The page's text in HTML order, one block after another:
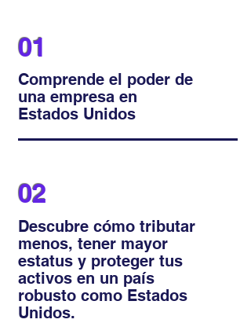
01
Comprende el poder de
una empresa en
Estados Unidos
02
Descubre cómo tributar
menos, tener mayor
estatus y proteger tus
activos en un país
robusto como Estados
Unidos.